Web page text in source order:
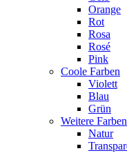
Orange
Rot
Rosa
Rosé
Pink
Coole Farben
Violett
Blau
Grün
Weitere Farben
Natur